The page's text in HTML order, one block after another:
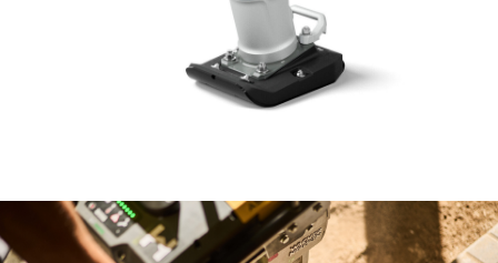
KONTAKT